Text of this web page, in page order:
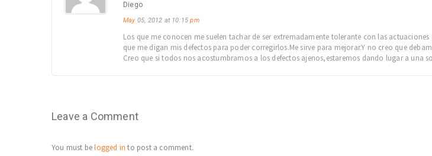
Diego
May05, 2012 at 10:15pm
Los que me conocen me suelen tachar de ser extremadamente tolerante con las
que me digan mis defectos para poder corregirlos.Me sirve para mejorar.Y no creo que
Creo que si todos nos acostumbramos a los defectos ajenos,estaremos dando lugar a una
Leave a Comment
You must belogged in to post a comment.